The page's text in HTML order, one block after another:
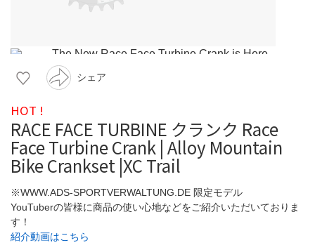
シェア
HOT !
RACE FACE TURBINE クランク Race
Face Turbine Crank | Alloy Mountain
Bike Crankset |XC Trail
※WWW.ADS-SPORTVERWALTUNG.DE 限定モデル
YouTuberの皆様に商品の使い心地などをご紹介いただいておりま
す！
紹介動画はこちら